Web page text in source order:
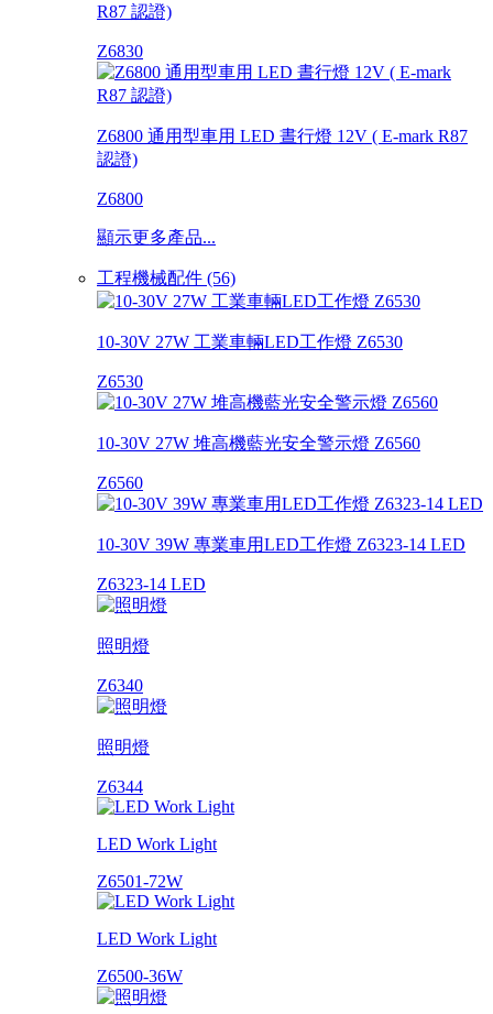
R87 認證)
Z6830
Z6800 通用型車用 LED 晝行燈 12V ( E-mark R87
認證)
Z6800
顯示更多產品...
工程機械配件 (56)
10-30V 27W 工業車輛LED工作燈 Z6530
Z6530
10-30V 27W 堆高機藍光安全警示燈 Z6560
Z6560
10-30V 39W 專業車用LED工作燈 Z6323-14 LED
Z6323-14 LED
照明燈
Z6340
照明燈
Z6344
LED Work Light
Z6501-72W
LED Work Light
Z6500-36W